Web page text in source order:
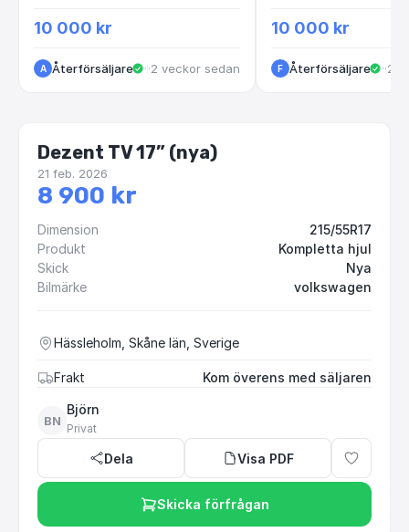
10 000 kr
A Återförsäljare · Kungälv
·2 veckor sedan
10 000 kr
F Återförsäljare ··2
Dezent TV 17” (nya)
21 feb. 2026
8 900 kr
Dimension
215/55R17
Produkt
Kompletta hjul
Skick
Nya
Bilmärke
volkswagen
Hässleholm, Skåne län, Sverige
Frakt Kom överens med säljaren
BN
Björn
Privat
Dela Visa PDF
Skicka förfrågan